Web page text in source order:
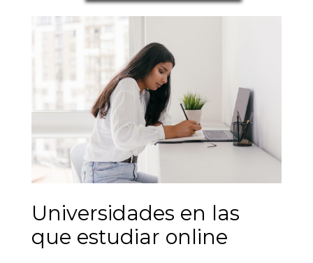
El conjunto de
materias y créditos
(créditos ETCS)
varía de una
universidad a otra,
de la misma forma
que las materias
optativas varían
igual.
Andalucía
Universidad de
Universidades en las
que estudiar online